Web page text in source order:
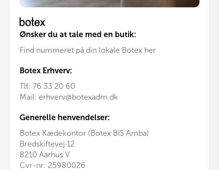
Ønsker du at tale med en butik:
Find nummeret på din lokale Botex her
Botex Erhverv:
Tlf: 76 33 20 60
Mail: erhverv@botexadm.dk
Generelle henvendelser:
Botex Kædekontor (Botex BIS Amba)
Bredskiftevej 12
8210 Aarhus V
Cvr-nr: 25980026